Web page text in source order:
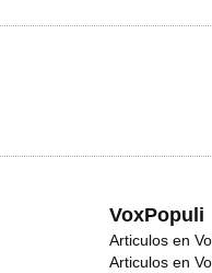
VoxPopuli
Articulos en
Articulos en